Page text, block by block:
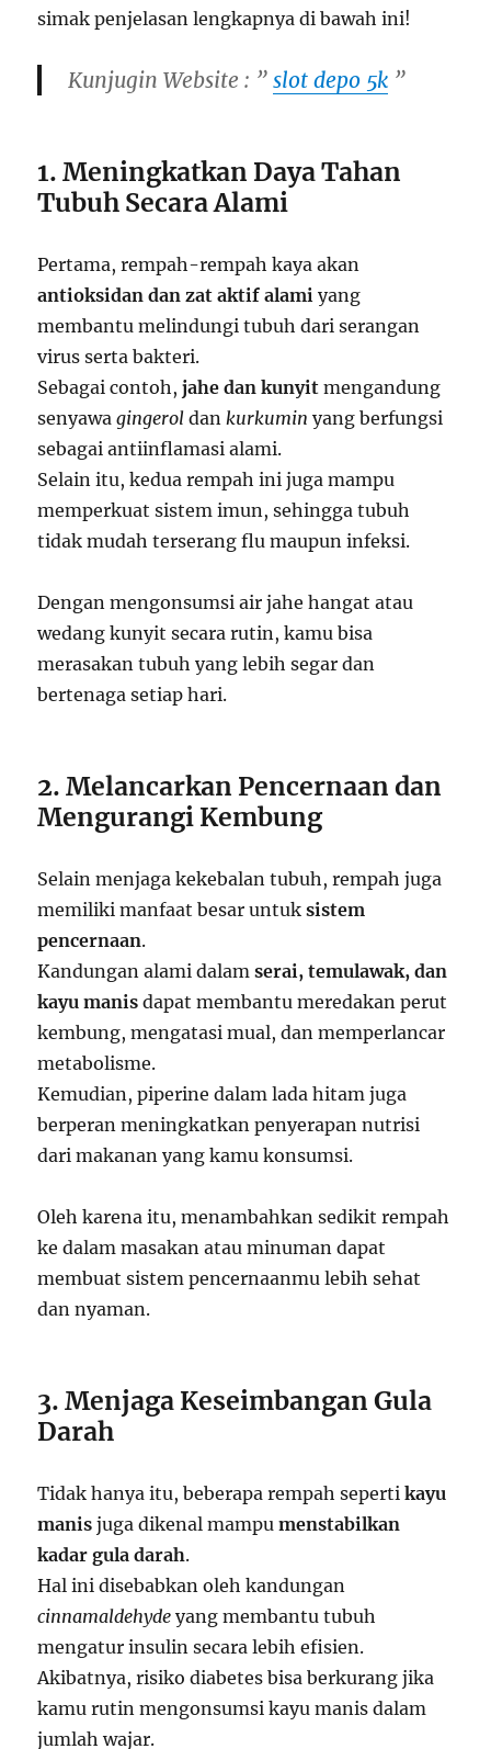
simak penjelasan lengkapnya di bawah ini!
Kunjugin Website : ”slot depo 5k ”
1. Meningkatkan Daya Tahan
Tubuh Secara Alami
Pertama, rempah-rempah kaya akan
antioksidan dan zat aktif alami yang
membantu melindungi tubuh dari serangan
virus serta bakteri.
Sebagai contoh,jahe dan kunyit mengandung
senyawagingerol dan kurkumin yang berfungsi
sebagai antiinflamasi alami.
Selain itu, kedua rempah ini juga mampu
memperkuat sistem imun, sehingga tubuh
tidak mudah terserang flu maupun infeksi.
Dengan mengonsumsi air jahe hangat atau
wedang kunyit secara rutin, kamu bisa
merasakan tubuh yang lebih segar dan
bertenaga setiap hari.
2. Melancarkan Pencernaan dan
Mengurangi Kembung
Selain menjaga kekebalan tubuh, rempah juga
memiliki manfaat besar untuksistem
pencernaan.
Kandungan alami dalamserai, temulawak, dan
kayu manis dapat membantu meredakan perut
kembung, mengatasi mual, dan memperlancar
metabolisme.
Kemudian, piperine dalam lada hitam juga
berperan meningkatkan penyerapan nutrisi
dari makanan yang kamu konsumsi.
Oleh karena itu, menambahkan sedikit rempah
ke dalam masakan atau minuman dapat
membuat sistem pencernaanmu lebih sehat
dan nyaman.
3. Menjaga Keseimbangan Gula
Darah
Tidak hanya itu, beberapa rempah sepertikayu
manis juga dikenal mampumenstabilkan
kadar gula darah.
Hal ini disebabkan oleh kandungan
cinnamaldehyde yang membantu tubuh
mengatur insulin secara lebih efisien.
Akibatnya, risiko diabetes bisa berkurang jika
kamu rutin mengonsumsi kayu manis dalam
jumlah wajar.